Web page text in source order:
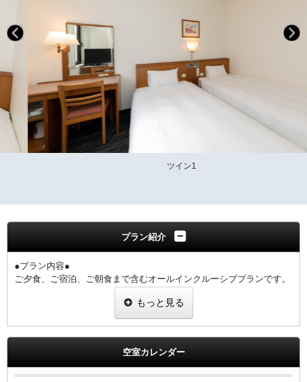
ツイン1
プラン紹介
●プラン内容●
ご夕食、ご宿泊、ご朝食まで含むオールインクルーシブプランです。
奈良の地酒・ご当地クラフトビールも一同に揃えております。
【和食】・【洋食】からお選び頂けます。
もっと見る
空室カレンダー